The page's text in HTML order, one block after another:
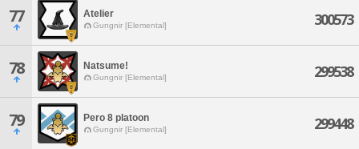
77 Atelier
Gungnir [Elemental] 300573
78 Natsume!
Gungnir [Elemental] 299538
79 Pero 8 platoon
Gungnir [Elemental] 299448